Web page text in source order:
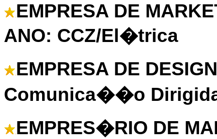
EMPRESA DE
ANO: CCZ/El�trica
EMPRESA DE
Comunica��o
EMPRES�RIO DE